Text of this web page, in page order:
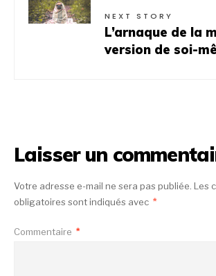
NEXT STORY
L’arnaque de la
version de soi-
Laisser un
Votre adresse e-mail ne sera pas publiée. Les
obligatoires sont indiqués avec *
Commentaire *